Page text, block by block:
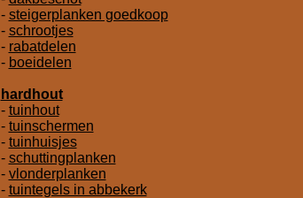
- steigerplanken goedkoop
- schrootjes
- rabatdelen
- boeidelen
hardhout
- tuinhout
- tuinschermen
- tuinhuisjes
- schuttingplanken
- vlonderplanken
- tuintegels in abbekerk